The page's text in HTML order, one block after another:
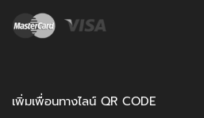
เพิ่มเพื่อนทางไลน์ QR CODE